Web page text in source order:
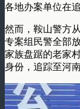
各地办案单位在
然而，鞍山警方
专案组民警全部
家族盘踞的老家
身份，追踪至河